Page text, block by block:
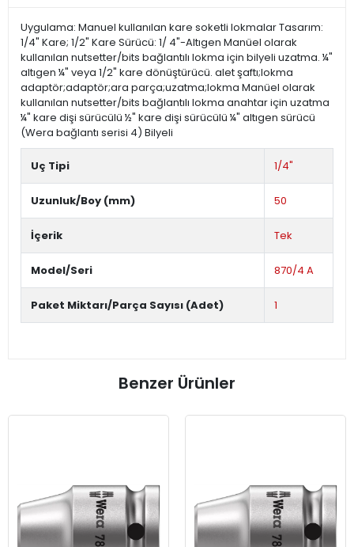
Uygulama: Manuel kullanılan kare soketli lokmalar Tasarım:
1/4" Kare; 1/2" Kare Sürücü: 1/ 4"-Altıgen Manüel olarak
kullanılan nutsetter/bits bağlantılı lokma için bilyeli uzatma. ¼"
altıgen ¼" veya 1/2" kare dönüştürücü. alet şaftı;lokma
adaptör;adaptör;ara parça;uzatma;lokma Manüel olarak
kullanılan nutsetter/bits bağlantılı lokma anahtar için uzatma
¼" kare dişi sürücülü ½" kare dişi sürücülü ¼" altıgen sürücü
(Wera bağlantı serisi 4) Bilyeli
Uç Tipi 1/4"
Uzunluk/Boy (mm) 50
İçerik Tek
Model/Seri 870/4 A
Paket Miktarı/Parça Sayısı (Adet) 1
Benzer Ürünler